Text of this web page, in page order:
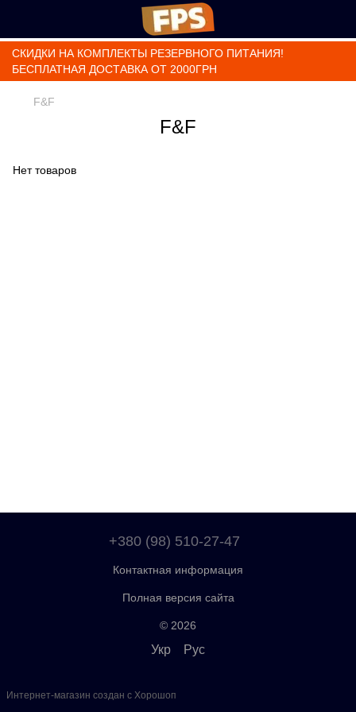
СКИДКИ НА КОМПЛЕКТЫ РЕЗЕРВНОГО ПИТАНИЯ!
БЕСПЛАТНАЯ ДОСТАВКА ОТ 2000ГРН
F&F
F&F
Нет товаров
+380 (98) 510-27-47
Контактная информация
Полная версия сайта
© 2026
Укр Рус
Интернет-магазин создан с Хорошоп